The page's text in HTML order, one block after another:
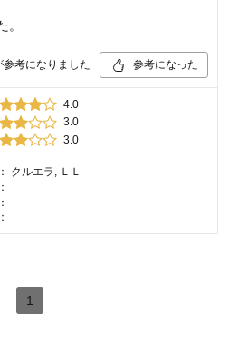
。
参考になりました 参考になった
4.0
3.0
3.0
クルエラ, ＬＬ
1